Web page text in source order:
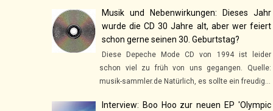
Musik und Nebenwirkungen: Dieses Jahr
wurde die CD 30 Jahre alt, aber wer feiert
schon gerne seinen 30. Geburtstag?
Diese Depeche Mode CD von 1994 ist leider
schon viel zu früh von uns gegangen. Quelle:
musik-sammler.de Natürlich, es sollte ein freudig...
Interview: Boo Hoo zur neuen EP 'Olympic